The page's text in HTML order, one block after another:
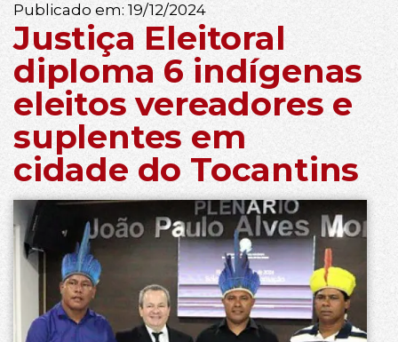
Publicado em: 19/12/2024
Justiça Eleitoral
diploma 6 indígenas
eleitos vereadores e
suplentes em
cidade do Tocantins